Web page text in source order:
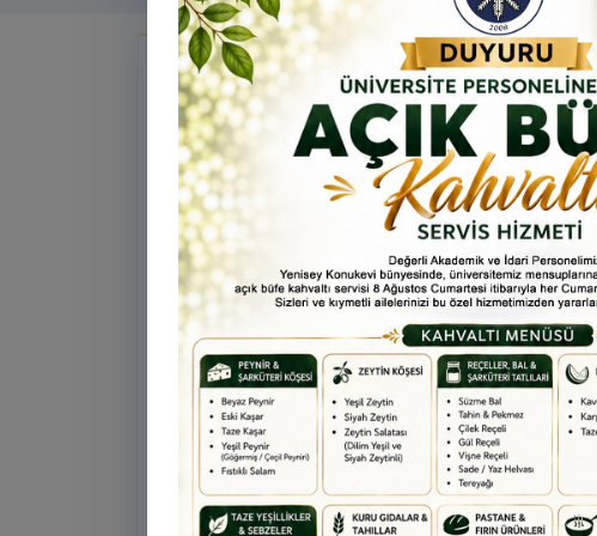
Türkiye
Temmuz
Ardahan
Duyurular
Öne çıkan ÖNEMLI ÖĞRENCI
31 Temmuz 2026
Üniversitemize Yeni Kayıt
Öğrencilerin Dikkatine!
Üniversitemize yeni kayıt yaptıracak
öğrencilerimiz kayıt ve genel bilgi almak için
0478 211 75 75 Dahili: 1913 nolu telefondan
ulaşabilirsiniz.
Öne çıkan BILGILENDIRME PERSONEL
16 Temmuz 2026
Uygulamalı Proje Yazma Eğitimi
Değerli Akademisyenlerimiz, Üniversitemiz